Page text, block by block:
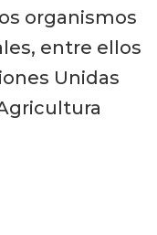
organismos
entre ellos
Unidas